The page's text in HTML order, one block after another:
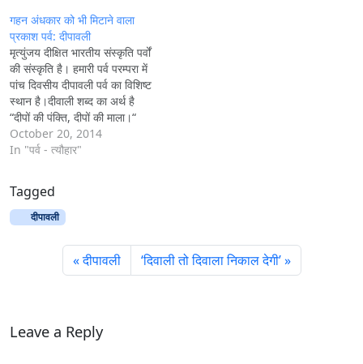
गहन अंधकार को भी मिटाने वाला
प्रकाश पर्व: दीपावली
मृत्युंजय दीक्षित भारतीय संस्कृति पर्वों
की संस्कृति है। हमारी पर्व परम्परा में
पांच दिवसीय दीपावली पर्व का विशिष्ट
स्थान है।दीवाली शब्द का अर्थ है
“दीपों की पंक्ति, दीपों की माला।“
दीपावली का पर्व कार्तिक माह की
अमावस्या को मनाया जाता है।
जनमानस…
October 20, 2014
In "पर्व - त्यौहार"
Tagged
दीपावली
दीपावली ‘दिवाली तो दिवाला निकाल देगी’
Leave a Reply